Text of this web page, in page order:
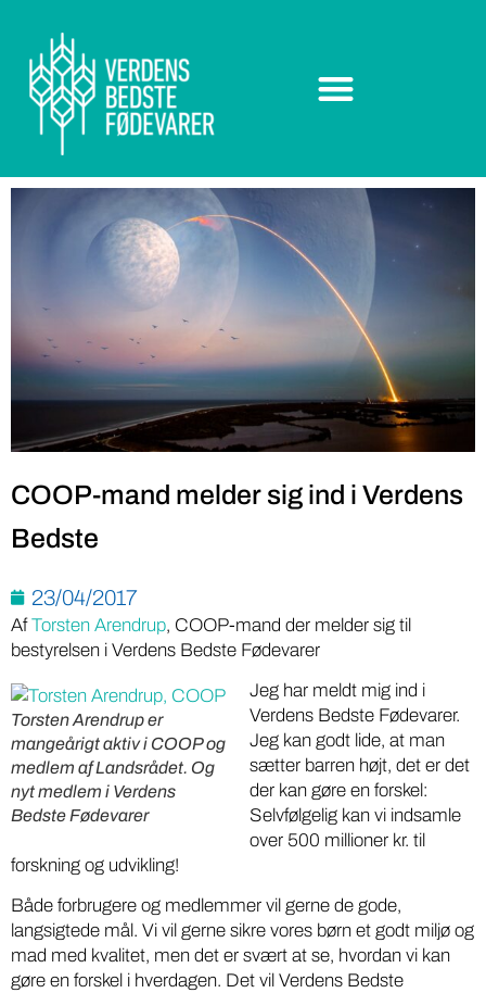
COOP-mand melder sig ind i Verdens
Bedste
23/04/2017
AfTorsten Arendrup, COOP-mand der melder sig til
bestyrelsen i Verdens Bedste Fødevarer
Torsten Arendrup er
mangeårigt aktiv i COOP og
medlem af Landsrådet. Og
nyt medlem i Verdens
Bedste Fødevarer
Jeg har meldt mig ind i
Verdens Bedste Fødevarer.
Jeg kan godt lide, at man
sætter barren højt, det er det
der kan gøre en forskel:
Selvfølgelig kan vi indsamle
over 500 millioner kr. til
forskning og udvikling!
Både forbrugere og medlemmer vil gerne de gode,
langsigtede mål. Vi vil gerne sikre vores børn et godt miljø og
mad med kvalitet, men det er svært at se, hvordan vi kan
gøre en forskel i hverdagen. Det vil Verdens Bedste